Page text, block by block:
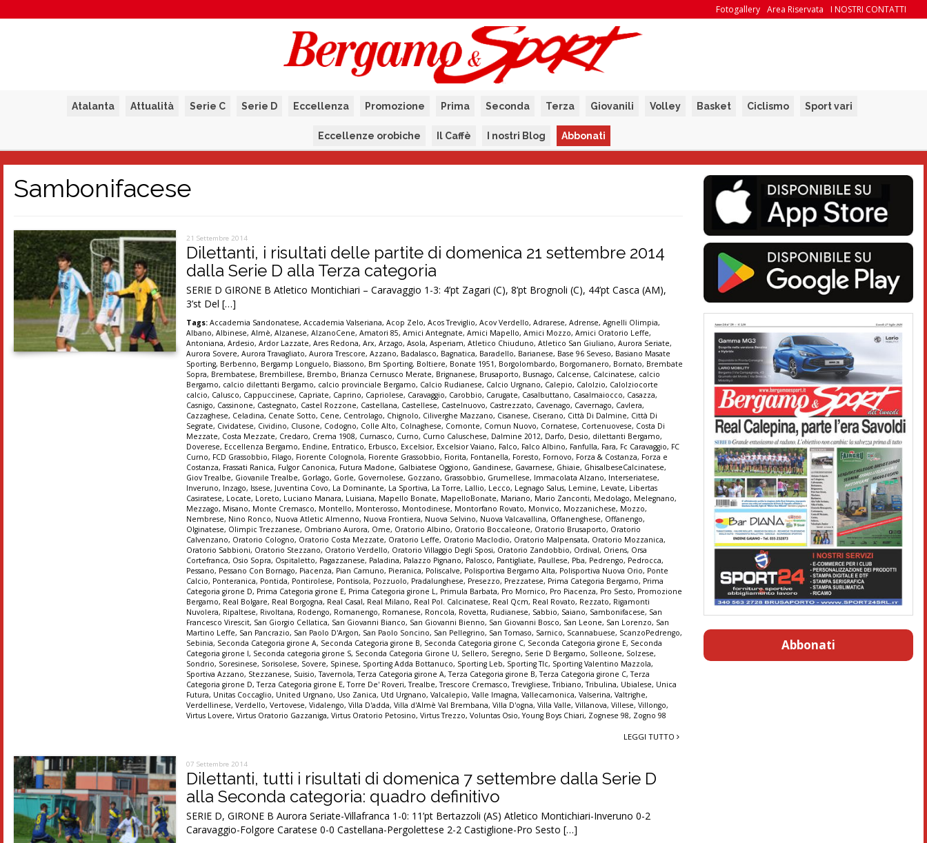
I NOSTRI CONTATTI
Area Riservata
Fotogallery
Atalanta Attualità Serie C Serie D Eccellenza Promozione Prima Seconda Terza Giovanili Volley Basket Ciclismo Sport vari
Eccellenze orobiche Il Caffè I nostri Blog Abbonati
Sambonifacese
21 Settembre 2014
Dilettanti, i risultati delle partite di domenica 21 settembre 2014
dalla Serie D alla Terza categoria
SERIE D GIRONE B Atletico Montichiari – Caravaggio 1-3: 4’pt Zagari (C), 8’pt Brognoli (C), 44’pt Casca (AM),
3’st Del […]
Tags: Accademia Sandonatese,Accademia Valseriana,Acop Zelo,Acos Treviglio,Acov Verdello,Adrarese,Adrense,Agnelli Olimpia,
Albano,Albinese,Almè,Alzanese,AlzanoCene,Amatori 85,Amici Antegnate,Amici Mapello,Amici Mozzo,Amici Oratorio Leffe,
Antoniana,Ardesio,Ardor Lazzate,Ares Redona,Arx,Arzago,Asola,Asperiam,Atletico Chiuduno,Atletico San Giuliano,Aurora Seriate,
Aurora Sovere,Aurora Travagliato,Aurora Trescore,Azzano, Badalasco, Bagnatica, Baradello, Barianese, Base 96 Seveso, Basiano Masate
Sporting, Berbenno, Bergamp Longuelo, Biassono, Bm Sporting, Boltiere, Bonate 1951, Borgolombardo, Borgomanero, Bornato, Brembate
Sopra, Brembatese, Brembillese, Brembo, Brianza Cernusco Merate, Brignanese, Brusaporto, Busnago, Calcense, Calcinatese, calcio
Bergamo, calcio dilettanti Bergamo, calcio provinciale Bergamo, Calcio Rudianese, Calcio Urgnano, Calepio, Calolzio, Calolziocorte
calcio, Calusco, Cappuccinese, Capriate, Caprino, Capriolese, Caravaggio, Carobbio, Carugate, Casalbuttano, Casalmaiocco, Casazza,
Casnigo, Cassinone, Castegnato, Castel Rozzone, Castellana, Castellese, Castelnuovo, Castrezzato, Cavenago, Cavernago, Cavlera,
Cazzaghese, Celadina, Cenate Sotto, Cene, Centrolago, Chignolo, Ciliverghe Mazzano, Cisanese, Ciserano, Città Di Dalmine, Città Di
Segrate, Cividatese, Cividino, Clusone, Codogno, Colle Alto, Colnaghese, Comonte, Comun Nuovo, Cornatese, Cortenuovese, Costa Di
Mezzate, Costa Mezzate, Credaro, Crema 1908, Curnasco, Curno, Curno Caluschese, Dalmine 2012, Darfo, Desio, dilettanti Bergamo,
Doverese, Eccellenza Bergamo, Endine, Entratico, Erbusco, Excelsior, Excelsior Vaiano, Falco, Falco Albino, Fanfulla, Fara, Fc Caravaggio, FC
Curno, FCD Grassobbio, Filago, Fiorente Colognola, Fiorente Grassobbio, Fiorita, Fontanella, Foresto, Fornovo, Forza & Costanza, Forza e
Costanza, Frassati Ranica, Fulgor Canonica, Futura Madone, Galbiatese Oggiono, Gandinese, Gavarnese, Ghiaie, GhisalbeseCalcinatese,
Giov Trealbe, Giovanile Trealbe, Gorlago, Gorle, Governolese, Gozzano, Grassobbio, Grumellese, Immacolata Alzano, Interseriatese,
Inveruno, Inzago, Issese, Juventina Covo, La Dominante, La Sportiva, La Torre, Lallio, Lecco, Legnago Salus, Lemine, Levate, Libertas
Casiratese, Locate, Loreto, Luciano Manara, Luisiana, Mapello Bonate, MapelloBonate, Mariano, Mario Zanconti, Medolago, Melegnano,
Mezzago, Misano, Monte Cremasco, Montello, Monterosso, Montodinese, Montorfano Rovato, Monvico, Mozzanichese, Mozzo,
Nembrese, Nino Ronco, Nuova Atletic Almenno, Nuova Frontiera, Nuova Selvino, Nuova Valcavallina, Offanenghese, Offanengo,
Olginatese, Olimpic Trezzanese, Ombriano Aurora, Ome, Oratorio Albino, Oratorio Boccaleone, Oratorio Brusaporto, Oratorio
Calvenzano, Oratorio Cologno, Oratorio Costa Mezzate, Oratorio Leffe, Oratorio Maclodio, Oratorio Malpensata, Oratorio Mozzanica,
Oratorio Sabbioni, Oratorio Stezzano, Oratorio Verdello, Oratorio Villaggio Degli Sposi, Oratorio Zandobbio, Ordival, Oriens, Orsa
Cortefranca, Osio Sopra, Ospitaletto, Pagazzanese, Paladina, Palazzo Pignano, Palosco, Pantigliate, Paullese, Pba, Pedrengo, Pedrocca,
Pessano, Pessano Con Bornago, Piacenza, Pian Camuno, Pieranica, Poliscalve, Polisportiva Bergamo Alta, Polisportiva Nuova Orio, Ponte
Calcio, Ponteranica, Pontida, Pontirolese, Pontisola, Pozzuolo, Pradalunghese, Presezzo, Prezzatese, Prima Categoria Bergamo, Prima
Categoria girone D, Prima Categoria girone E, Prima Categoria girone L, Primula Barbata, Pro Mornico, Pro Piacenza, Pro Sesto, Promozione
Bergamo, Real Bolgare, Real Borgogna, Real Casal, Real Milano, Real Pol. Calcinatese, Real Qcm, Real Rovato, Rezzato, Rigamonti
Nuvolera, Ripaltese, Rivoltana, Rodengo, Romanengo, Romanese, Roncola, Rovetta, Rudianese, Sabbio, Saiano, Sambonifacese, San
Francesco Virescit, San Giorgio Cellatica, San Giovanni Bianco, San Giovanni Bienno, San Giovanni Bosco, San Leone, San Lorenzo, San
Martino Leffe, San Pancrazio, San Paolo D'Argon, San Paolo Soncino, San Pellegrino, San Tomaso, Sarnico, Scannabuese, ScanzoPedrengo,
Sebinia, Seconda Categoria girone A, Seconda Categoria girone B, Seconda Categoria girone C, Seconda Categoria girone E, Seconda
Categoria girone I, Seconda categoria girone S, Seconda Categoria Girone U, Sellero, Seregno, Serie D Bergamo, Solleone, Solzese,
Sondrio, Soresinese, Sorisolese, Sovere, Spinese, Sporting Adda Bottanuco, Sporting Leb, Sporting Tlc, Sporting Valentino Mazzola,
Sportiva Azzano, Stezzanese, Suisio,Tavernola,Terza Categoria girone A,Terza Categoria girone B,Terza Categoria girone C,Terza
Categoria girone D,Terza Categoria girone E,Torre De' Roveri,Trealbe,Trescore Cremasco,Trevigliese,Tribiano,Tribulina, Ubialese, Unica
Futura, Unitas Coccaglio, United Urgnano, Uso Zanica, Utd Urgnano,Valcalepio,Valle Imagna,Vallecamonica,Valserina,Valtrighe,
Verdellinese,Verdello,Vertovese,Vidalengo,Villa D'adda,Villa d'Almè Val Brembana,Villa D'ogna,Villa Valle,Villanova,Villese,Villongo,
Virtus Lovere,Virtus Oratorio Gazzaniga,Virtus Oratorio Petosino,Virtus Trezzo,Voluntas Osio,Young Boys Chiari, Zognese 98, Zogno 98
LEGGI TUTTO
07 Settembre 2014
Dilettanti, tutti i risultati di domenica 7 settembre dalla Serie D
alla Seconda categoria: quadro definitivo
SERIE D, GIRONE B Aurora Seriate-Villafranca 1-0: 11’pt Bertazzoli (AS) Atletico Montichiari-Inveruno 0-2
Caravaggio-Folgore Caratese 0-0 Castellana-Pergolettese 2-2 Castiglione-Pro Sesto […]
Abbonati